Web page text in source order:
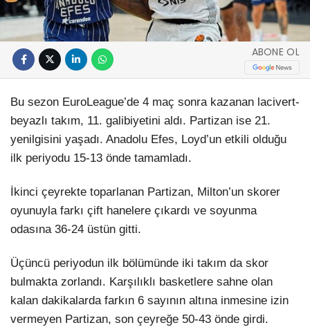
ABONE OL
Bu sezon EuroLeague’de 4 maç sonra kazanan lacivert-
beyazlı takım, 11. galibiyetini aldı. Partizan ise 21.
yenilgisini yaşadı. Anadolu Efes, Loyd’un etkili olduğu
ilk periyodu 15-13 önde tamamladı.
İkinci çeyrekte toparlanan Partizan, Milton’un skorer
oyunuyla farkı çift hanelere çıkardı ve soyunma
odasına 36-24 üstün gitti.
Üçüncü periyodun ilk bölümünde iki takım da skor
bulmakta zorlandı. Karşılıklı basketlere sahne olan
kalan dakikalarda farkın 6 sayının altına inmesine izin
vermeyen Partizan, son çeyreğe 50-43 önde girdi.